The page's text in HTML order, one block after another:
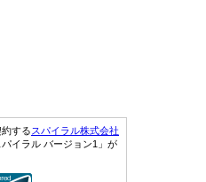
するスパイラル株式会社
イラル バージョン1」が